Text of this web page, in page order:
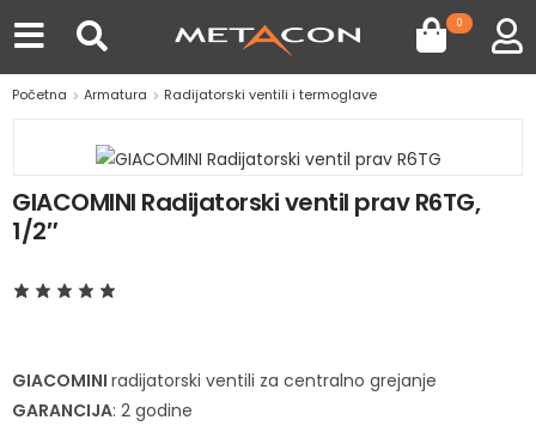
0
Početna Armatura Radijatorski ventili i termoglave
GIACOMINI Radijatorski ventil prav R6TG,
1/2″
GIACOMINI radijatorski ventili za centralno grejanje
GARANCIJA: 2 godine